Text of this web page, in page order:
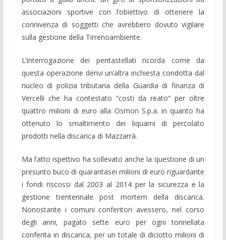
associazioni sportive con l’obiettivo di ottenere la
connivenza di soggetti che avrebbero dovuto vigilare
sulla gestione della Tirrenoambiente.
L’interrogazione dei pentastellati ricorda come da
questa operazione derivi un’altra inchiesta condotta dal
nucleo di polizia tributaria della Guardia di finanza di
Vercelli che ha contestato “costi da reato” per oltre
quattro milioni di euro alla Osmon S.p.a. in quanto ha
ottenuto lo smaltimento dei liquami di percolato
prodotti nella discarica di Mazzarrà.
Ma l’atto ispettivo ha sollevato anche la questione di un
presunto buco di quarantasei milioni di euro riguardante
i fondi riscossi dal 2003 al 2014 per la sicurezza e la
gestione trentennale post mortem della discarica.
Nonostante i comuni conferitori avessero, nel corso
degli anni, pagato sette euro per ogni tonnellata
conferita in discarica, per un totale di diciotto milioni di